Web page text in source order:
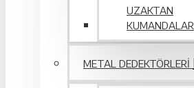
UZAKTAN
KUMANDALAR
METAL DEDEKTÖRLERI